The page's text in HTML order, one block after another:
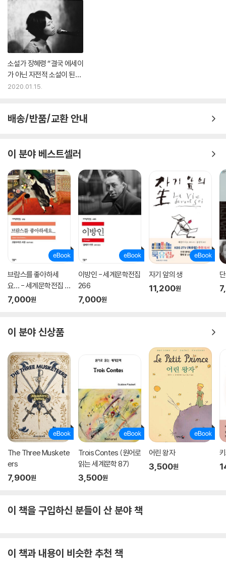
소설가 장혜령 “결국 에세이
가 아닌 자전적 소설이 된
『진주』”
2020.01.15.
배송/반품/교환 안내
이 분야 베스트셀러
브람스를 좋아하세
요… - 세계문학전집 1
79
7,000원
이방인 - 세계문학전집
266
7,000원
자기 앞의 생
11,200원
이 분야 신상품
The Three Muskete
ers
7,900원
Trois Contes (원어로
읽는 세계문학 87)
3,500원
어린 왕자
3,500원
이 책을 구입하신 분들이 산 분야 책
이 책과 내용이 비슷한 추천 책